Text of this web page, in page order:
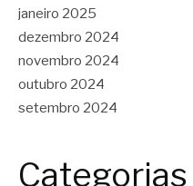
janeiro 2025
dezembro 2024
novembro 2024
outubro 2024
setembro 2024
Categorias